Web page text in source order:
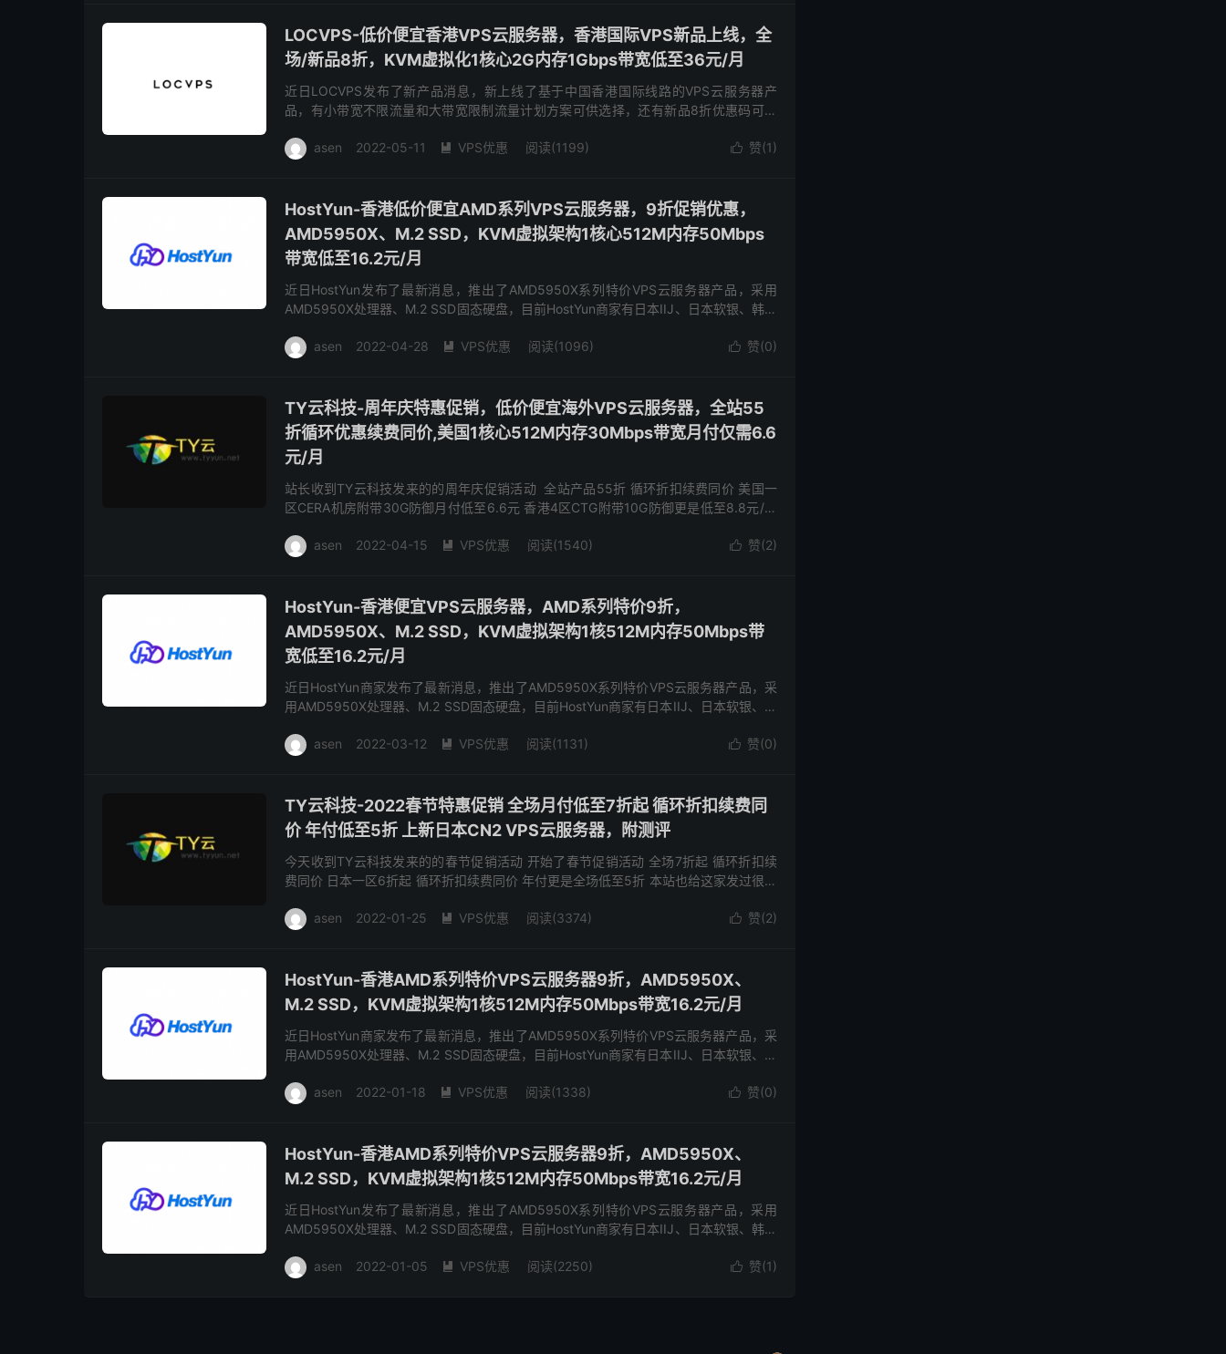
LOCVPS-低价便宜香港VPS云服务器，香港国际VPS新品上线，全
场/新品8折，KVM虚拟化1核心2G内存1Gbps带宽低至36元/月
近日LOCVPS发布了新产品消息，新上线了基于中国香港国际线路的VPS云服务器产
品，有小带宽不限流量和大带宽限制流量计划方案可供选择，还有新品8折优惠码可以
 赞(1)
asen 2022-05-11  VPS优惠 阅读(1199)
HostYun-香港低价便宜AMD系列VPS云服务器，9折促销优惠，
AMD5950X、M.2 SSD，KVM虚拟架构1核心512M内存50Mbps
带宽低至16.2元/月
近日HostYun发布了最新消息，推出了AMD5950X系列特价VPS云服务器产品，采用
AMD5950X处理器、M.2 SSD固态硬盘，目前HostYun商家有日本IIJ、日本软银、韩国
 赞(0)
asen 2022-04-28  VPS优惠 阅读(1096)
TY云科技-周年庆特惠促销，低价便宜海外VPS云服务器，全站55
折循环优惠续费同价,美国1核心512M内存30Mbps带宽月付仅需6.6
元/月
站长收到TY云科技发来的的周年庆促销活动 全站产品55折 循环折扣续费同价 美国一
区CERA机房附带30G防御月付低至6.6元 香港4区CTG附带10G防御更是低至8.8元/月
 赞(2)
asen 2022-04-15  VPS优惠 阅读(1540)
HostYun-香港便宜VPS云服务器，AMD系列特价9折，
AMD5950X、M.2 SSD，KVM虚拟架构1核512M内存50Mbps带
宽低至16.2元/月
近日HostYun商家发布了最新消息，推出了AMD5950X系列特价VPS云服务器产品，采
用AMD5950X处理器、M.2 SSD固态硬盘，目前HostYun商家有日本IIJ、日本软银、韩
 赞(0)
asen 2022-03-12  VPS优惠 阅读(1131)
TY云科技-2022春节特惠促销 全场月付低至7折起 循环折扣续费同
价 年付低至5折 上新日本CN2 VPS云服务器，附测评
今天收到TY云科技发来的的春节促销活动 开始了春节促销活动 全场7折起 循环折扣续
费同价 日本一区6折起 循环折扣续费同价 年付更是全场低至5折 本站也给这家发过很多
 赞(2)
asen 2022-01-25  VPS优惠 阅读(3374)
HostYun-香港AMD系列特价VPS云服务器9折，AMD5950X、
M.2 SSD，KVM虚拟架构1核512M内存50Mbps带宽16.2元/月
近日HostYun商家发布了最新消息，推出了AMD5950X系列特价VPS云服务器产品，采
用AMD5950X处理器、M.2 SSD固态硬盘，目前HostYun商家有日本IIJ、日本软银、韩
 赞(0)
asen 2022-01-18  VPS优惠 阅读(1338)
HostYun-香港AMD系列特价VPS云服务器9折，AMD5950X、
M.2 SSD，KVM虚拟架构1核512M内存50Mbps带宽16.2元/月
近日HostYun发布了最新消息，推出了AMD5950X系列特价VPS云服务器产品，采用
AMD5950X处理器、M.2 SSD固态硬盘，目前HostYun商家有日本IIJ、日本软银、韩国
 赞(1)
asen 2022-01-05  VPS优惠 阅读(2250)